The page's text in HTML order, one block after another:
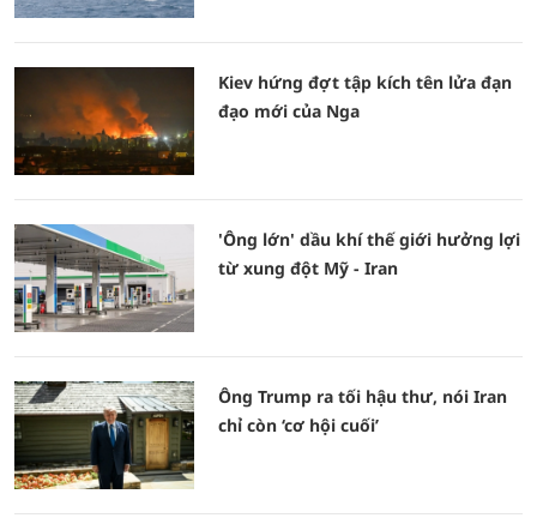
Kiev hứng đợt tập kích tên lửa đạn
đạo mới của Nga
'Ông lớn' dầu khí thế giới hưởng lợi
từ xung đột Mỹ - Iran
Ông Trump ra tối hậu thư, nói Iran
chỉ còn ‘cơ hội cuối’